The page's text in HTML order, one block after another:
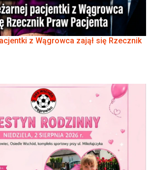
z Wągrowca zajął się Rzecznik